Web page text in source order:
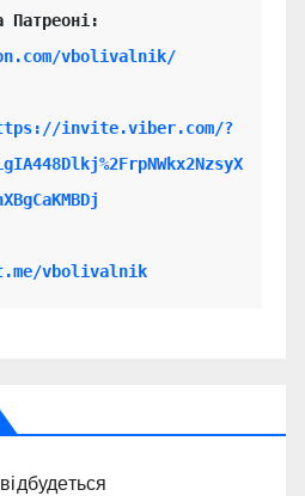
vbolivalnik/
invite.viber.com/?
vbolivalnik